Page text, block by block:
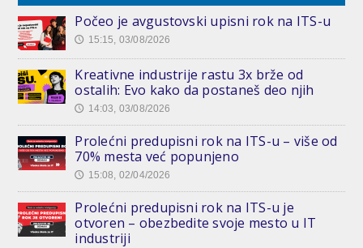
Počeo je avgustovski upisni rok na ITS-u
🕔 15:15, 03/08/2026
Kreativne industrije rastu 3x brže od
ostalih: Evo kako da postaneš deo njih
🕔 14:03, 03/08/2026
Prolećni predupisni rok na ITS-u – više od
70% mesta već popunjeno
🕔 15:08, 02/04/2026
Prolećni predupisni rok na ITS-u je
otvoren – obezbedite svoje mesto u IT
industriji